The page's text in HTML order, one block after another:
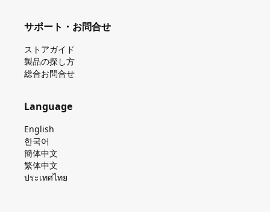
サポート・お問合せ
ストアガイド
製品の探し⽅
総合お問合せ
Language
English
한국어
簡体中文
繁体中文
ประเทศไทย